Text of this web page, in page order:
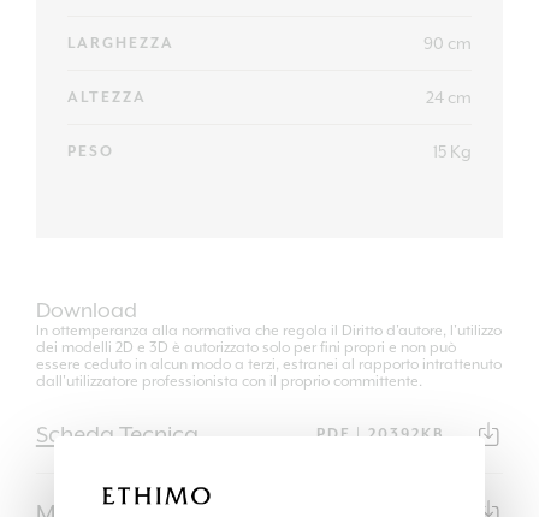
LARGHEZZA 90 cm
ALTEZZA 24 cm
PESO 15 Kg
Download
In ottemperanza alla normativa che regola il Diritto d'autore, l'utilizzo
dei modelli 2D e 3D è autorizzato solo per fini propri e non può
essere ceduto in alcun modo a terzi, estranei al rapporto intrattenuto
dall'utilizzatore professionista con il proprio committente.
Scheda Tecnica PDF | 20392KB